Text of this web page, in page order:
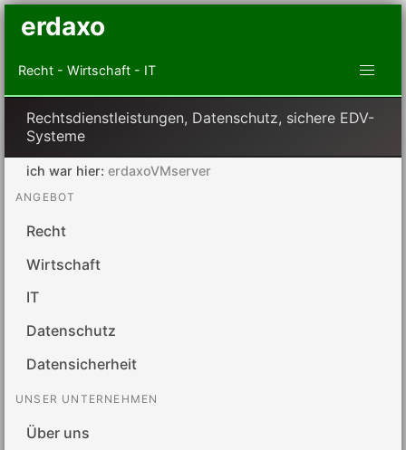
erdaxo
Recht - Wirtschaft - IT
Rechtsdienstleistungen, Datenschutz, sichere EDV-
Systeme
ich war hier: erdaxoVMserver
ANGEBOT
Recht
Wirtschaft
IT
Datenschutz
Datensicherheit
UNSER UNTERNEHMEN
Über uns